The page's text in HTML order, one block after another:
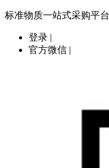
标准物质一站式采购平台
登录 |
官方微信 |